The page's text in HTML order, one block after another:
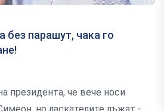
без парашут, чака го
президента, че вече носи